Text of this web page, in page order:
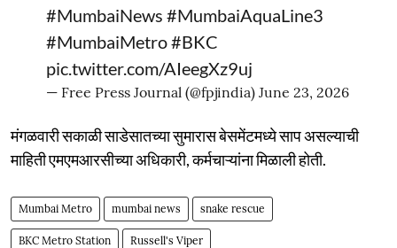
#MumbaiNews #MumbaiAquaLine3
#MumbaiMetro#BKC
pic.twitter.com/AIeegXz9uj
— Free Press Journal (@fpjindia) June 23, 2026
मंगळवारी सकाळी साडेसातच्या सुमारास बेसमेंटमध्ये साप असल्याची
माहिती एमएमआरसीच्या अधिकारी, कर्मचाऱ्यांना मिळाली होती.
Mumbai Metro mumbai news snake rescue
BKC Metro Station Russell's Viper